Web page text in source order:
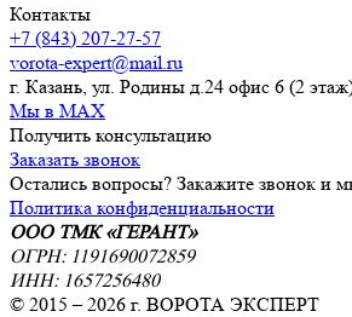
Контакты
+7 (843) 207-27-57
vorota-expert@mail.ru
г. Казань, ул. Родины д.24 офис 6 (2
Мы в MAX
Получить консультацию
Заказать звонок
Остались вопросы? Закажите звонок и
Политика конфиденциальности
ООО ТМК «ГЕРАНТ»
ОГРН: 1191690072859
ИНН: 1657256480
© 2015 – 2026 г. ВОРОТА ЭКСПЕРТ